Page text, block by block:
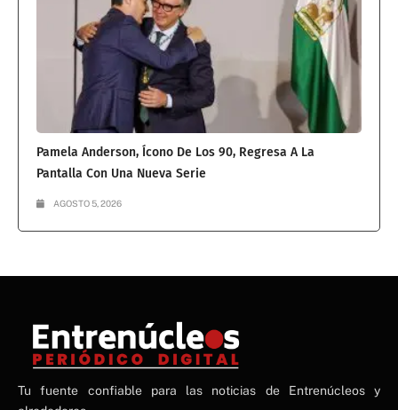
Pamela Anderson, Ícono De Los 90, Regresa A La
Pantalla Con Una Nueva Serie
AGOSTO 5, 2026
NE
NEWS ELEMENTOR
Tu fuente confiable para las noticias de Entrenúcleos y